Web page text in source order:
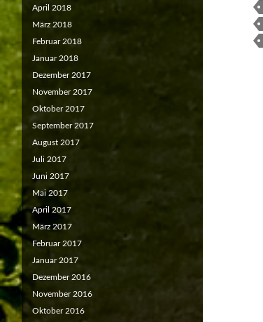
April 2018
März 2018
Februar 2018
Januar 2018
Dezember 2017
November 2017
Oktober 2017
September 2017
August 2017
Juli 2017
Juni 2017
Mai 2017
April 2017
März 2017
Februar 2017
Januar 2017
Dezember 2016
November 2016
Oktober 2016